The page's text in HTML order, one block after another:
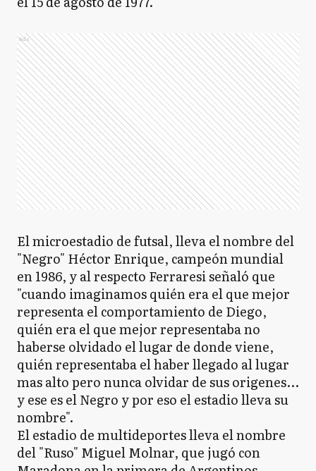
Ads
El microestadio de futsal, lleva el nombre del
"Negro" Héctor Enrique, campeón mundial
en 1986, y al respecto Ferraresi señaló que
"cuando imaginamos quién era el que mejor
representa el comportamiento de Diego,
quién era el que mejor representaba no
haberse olvidado el lugar de donde viene,
quién representaba el haber llegado al lugar
mas alto pero nunca olvidar de sus origenes...
y ese es el Negro y por eso el estadio lleva su
nombre".
El estadio de multideportes lleva el nombre
del "Ruso" Miguel Molnar, que jugó con